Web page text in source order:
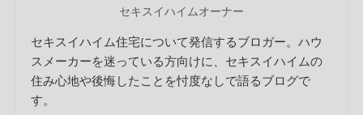
セキスイハイムオーナー
セキスイハイム住宅について発信するブロガー。ハウ
スメーカーを迷っている方向けに、セキスイハイムの
住み心地や後悔したことを忖度なしで語るブログで
す。